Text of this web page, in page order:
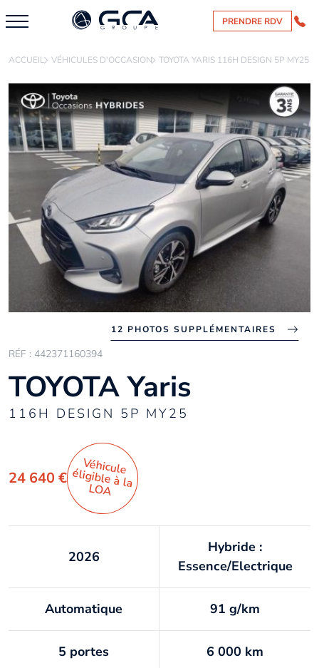
PRENDRE RDV
ACCUEIL VÉHICULES D'OCCASION TOYOTA YARIS 116H DESIGN 5P MY25
12 PHOTOS SUPPLÉMENTAIRES
RÉF : 442371160394
TOYOTA Yaris
116H DESIGN 5P MY25
24 640 €
Véhicule
éligible à la
LO
A
2026
Hybride :
Essence/Electrique
Automatique 91 g/km
5 portes 6 000 km